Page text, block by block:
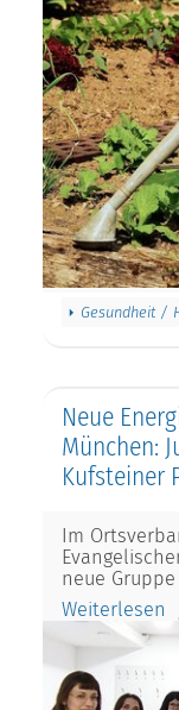
Gesundheit /
Neue
München:
Kufsteiner
Im
neue
Weiterlesen